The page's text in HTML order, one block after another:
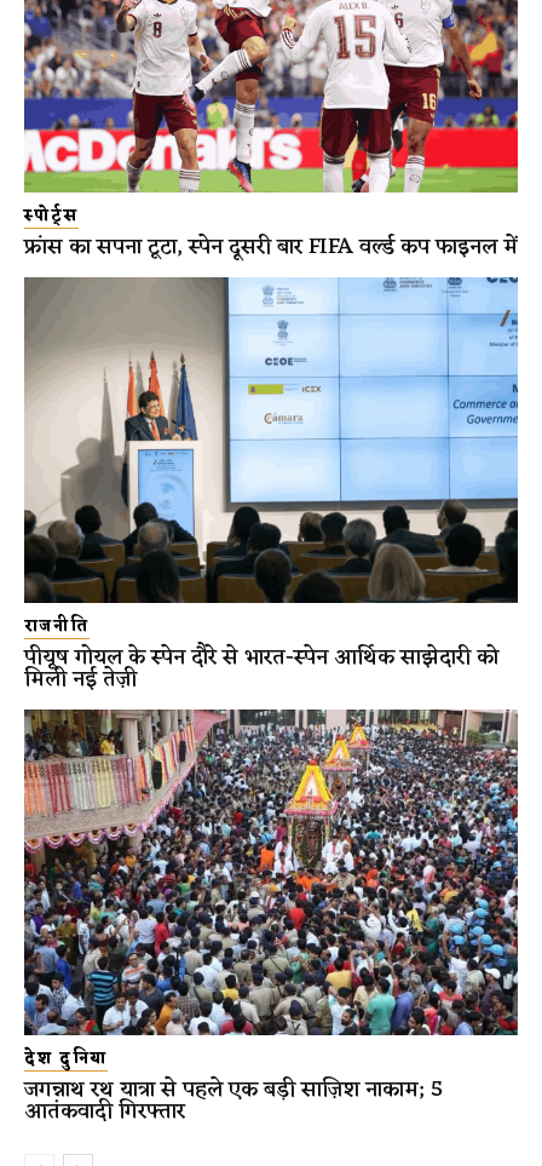
स्पोर्ट्स
फ्रांस का सपना टूटा, स्पेन दूसरी बार FIFA वर्ल्ड कप फाइनल में
राजनीति
पीयूष गोयल के स्पेन दौरे से भारत-स्पेन आर्थिक साझेदारी को
मिली नई तेज़ी
देश दुनिया
जगन्नाथ रथ यात्रा से पहले एक बड़ी साज़िश नाकाम; 5
आतंकवादी गिरफ्तार